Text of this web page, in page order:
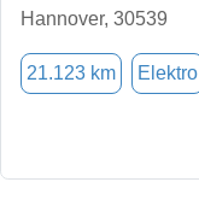
Hannover, 30539
21.123 km Elektro